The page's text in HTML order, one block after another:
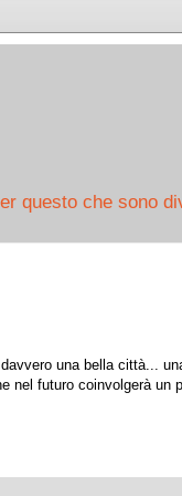
questo che sono
una bella città...
nel futuro coinvolgerà un